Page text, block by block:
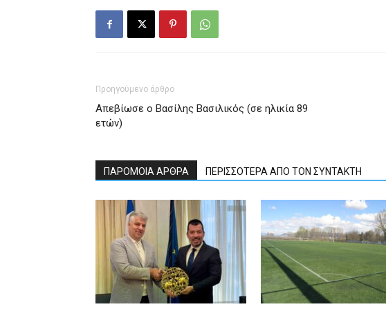
Προηγούμενο άρθρο
Απεβίωσε ο Βασίλης Βασιλικός (σε ηλικία 89
ετών)
ΠΑΡΟΜΟΙΑ ΑΡΘΡΑ ΠΕΡΙΣΣΟΤΕΡΑ ΑΠΟ ΤΟΝ ΣΥΝΤΑΚΤΗ